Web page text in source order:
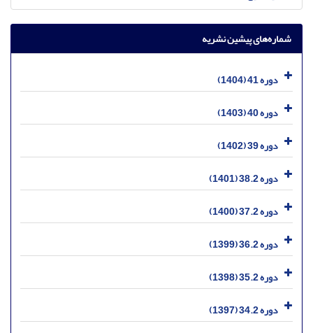
شماره‌های پیشین نشریه
دوره 41 (1404)
دوره 40 (1403)
دوره 39 (1402)
دوره 38.2 (1401)
دوره 37.2 (1400)
دوره 36.2 (1399)
دوره 35.2 (1398)
دوره 34.2 (1397)